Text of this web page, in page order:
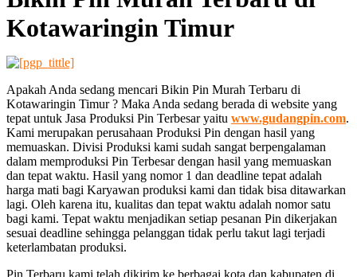
Kotawaringin Timur
Apakah Anda sedang mencari Bikin Pin Murah Terbaru di
Kotawaringin Timur ? Maka Anda sedang berada di website yang
tepat untuk Jasa Produksi Pin Terbesar yaitu www.gudangpin.com.
Kami merupakan perusahaan Produksi Pin dengan hasil yang
memuaskan. Divisi Produksi kami sudah sangat berpengalaman
dalam memproduksi Pin Terbesar dengan hasil yang memuaskan
dan tepat waktu. Hasil yang nomor 1 dan deadline tepat adalah
harga mati bagi Karyawan produksi kami dan tidak bisa ditawarkan
lagi. Oleh karena itu, kualitas dan tepat waktu adalah nomor satu
bagi kami. Tepat waktu menjadikan setiap pesanan Pin dikerjakan
sesuai deadline sehingga pelanggan tidak perlu takut lagi terjadi
keterlambatan produksi.
Pin Terbaru kami telah dikirim ke berbagai kota dan kabupaten di